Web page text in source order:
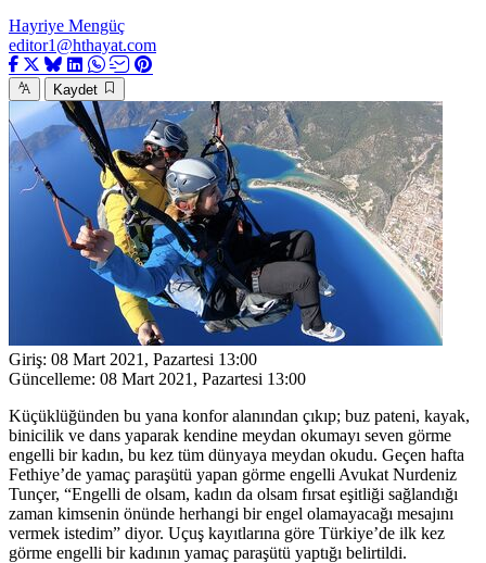
Hayriye Mengüç
editor1@hthayat.com
Kaydet
Giriş: 08 Mart 2021, Pazartesi 13:00
Güncelleme: 08 Mart 2021, Pazartesi 13:00
Küçüklüğünden bu yana konfor alanından çıkıp; buz pateni, kayak,
binicilik ve dans yaparak kendine meydan okumayı seven görme
engelli bir kadın, bu kez tüm dünyaya meydan okudu. Geçen hafta
Fethiye’de yamaç paraşütü yapan görme engelli Avukat Nurdeniz
Tunçer, “Engelli de olsam, kadın da olsam fırsat eşitliği sağlandığı
zaman kimsenin önünde herhangi bir engel olamayacağı mesajını
vermek istedim” diyor. Uçuş kayıtlarına göre Türkiye’de ilk kez
görme engelli bir kadının yamaç paraşütü yaptığı belirtildi.